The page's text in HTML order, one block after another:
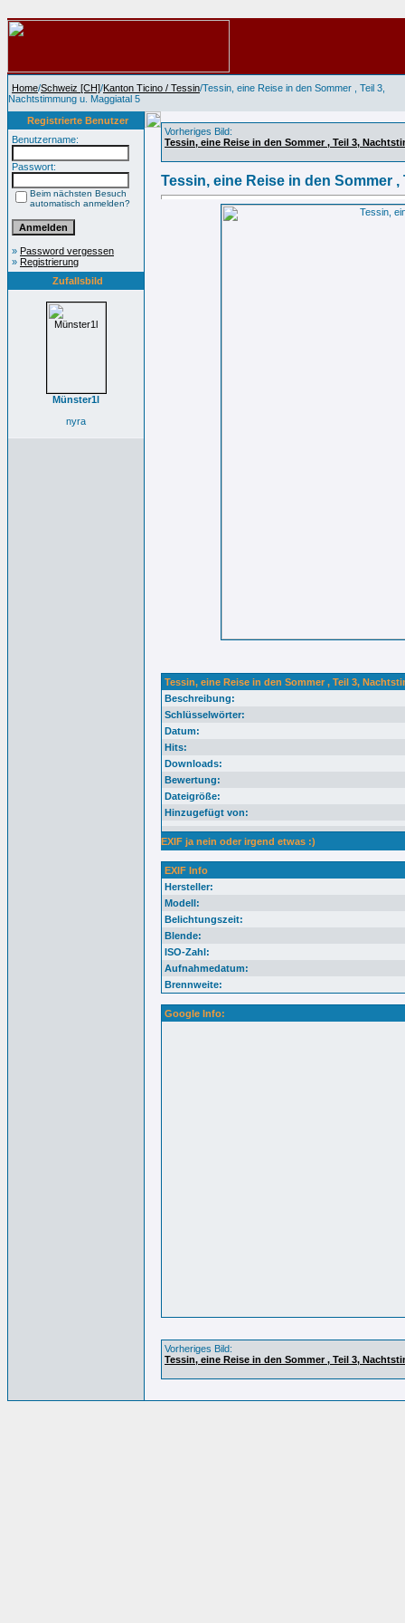
Home/Schweiz [CH]/Kanton Ticino / Tessin/Tessin, eine Reise in den Sommer , Teil 3,
Nachtstimmung u. Maggiatal 5
Registrierte Benutzer
Benutzername:
Passwort:
Beim nächsten Besuch
automatisch anmelden?
» Password vergessen
» Registrierung
Zufallsbild
Münster1l
nyra
Vorheriges Bild:
Tessin, eine Reise in den Sommer , Teil 3,
Tessin, eine Reise in den Sommer
Tessin, eine Reise in den Sommer , Teil 3,
Beschreibung:
Schlüsselwörter:
Datum:
Hits:
Downloads:
Bewertung:
Dateigröße:
Hinzugefügt von:
EXIF ja nein oder irgend etwas :)
EXIF Info
Hersteller:
Modell:
Belichtungszeit:
Blende:
ISO-Zahl:
Aufnahmedatum:
Brennweite:
Google Info:
Vorheriges Bild:
Tessin, eine Reise in den Sommer , Teil 3,